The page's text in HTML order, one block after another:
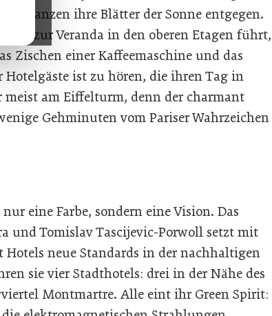
ihre Blätter der Sonne entgegen.
zur Veranda in den oberen Etagen führt,
Zischen einer Kaffeemaschine und das
ist zu hören, die ihren Tag in
meist am Eiffelturm, denn der charmant
Gehminuten vom Pariser Wahrzeichen
eine Farbe, sondern eine Vision. Das
und Tomislav Tascijevic-Porwoll setzt mit
Hotels neue Standards in der nachhaltigen
sie vier Stadthotels: drei in der Nähe des
Montmartre. Alle eint ihr Green Spirit: